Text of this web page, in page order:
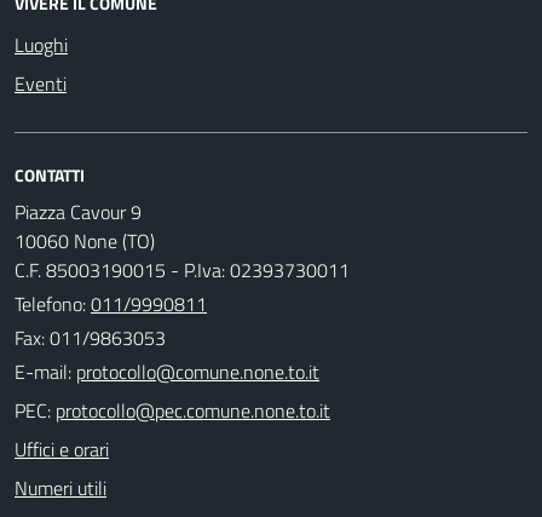
Luoghi
Eventi
CONTATTI
Piazza Cavour 9
10060 None (TO)
C.F. 85003190015 - P.Iva: 02393730011
Telefono:011/9990811
Fax: 011/9863053
E-mail:
PEC:
Uffici e orari
Numeri utili